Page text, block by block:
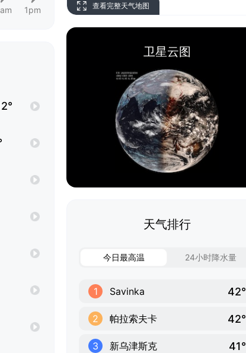
1pm 查看完整天气地图
卫星云图
天气排行
今日最高温 24小时降水量
1 Savinka 42°
2 帕拉索夫卡 42°
3 新乌津斯克 41°